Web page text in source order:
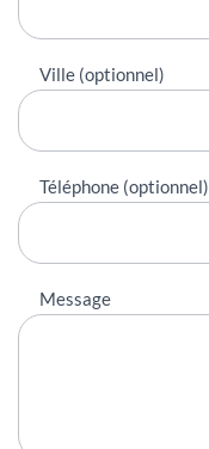
Ville (optionnel)
Téléphone (optionnel)
Message